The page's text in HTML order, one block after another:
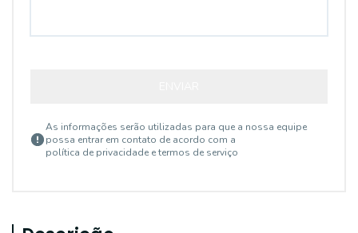
As informações serão utilizadas para que a nossa equipe
possa entrar em contato de acordo com a
política de privacidade e termos de serviço